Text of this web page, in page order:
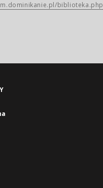
biblioteka.php